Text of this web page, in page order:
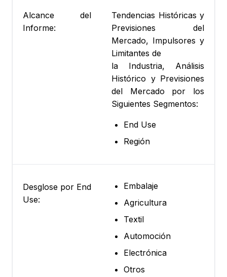
Alcance del
Informe:
Tendencias Históricas y
Previsiones del
Mercado, Impulsores y
Limitantes de
la Industria, Análisis
Histórico y Previsiones
del Mercado por los
Siguientes Segmentos:
End Use
Región
Desglose por End
Use:
Embalaje
Agricultura
Textil
Automoción
Electrónica
Otros